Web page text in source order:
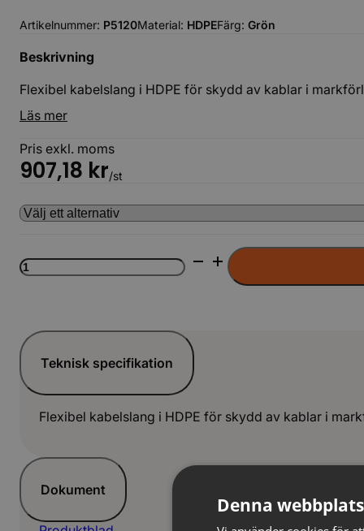
Artikelnummer: P5120Material: HDPEFärg: Grön
Beskrivning
Flexibel kabelslang i HDPE för skydd av kablar i
Läs mer
Pris exkl. moms
907,18 kr/st
Kabelslang
Grön
mängd
Teknisk specifikation
Flexibel kabelslang i HDPE för skydd av kablar i
Dokument
Denna